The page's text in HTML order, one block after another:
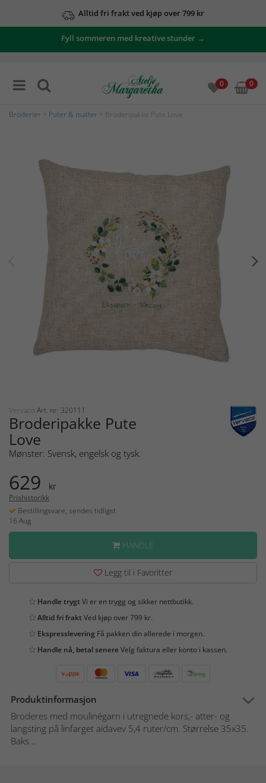
Alltid fri frakt ved kjøp over 799 kr
Fyll sommeren med kreative stunder →
0 0
Broderier Puter & matter > Broderipakke Pute Love
Vervaco Art. nr: 320111
Broderipakke Pute
Love
Mønster: Svensk, engelsk og tysk.
629 kr
Prishistorikk
Bestillingsvare, sendes tidligst
16 Aug
HANDLE
Legg til i Favoritter
Handle trygtVi er en trygg og sikker nettbutikk.
Alltid fri fraktVed kjøp over 799 kr.
Ekspresslevering Få pakken din allerede i morgen.
Handle nå, betal senereVelg faktura eller konto i kassen.
Produktinformasjon
Broderes med moulinégarn i utregnede kors,- atter- og
langsting på linfarget aidavev 5,4 ruter/cm. Størrelse 35x35.
Baks...